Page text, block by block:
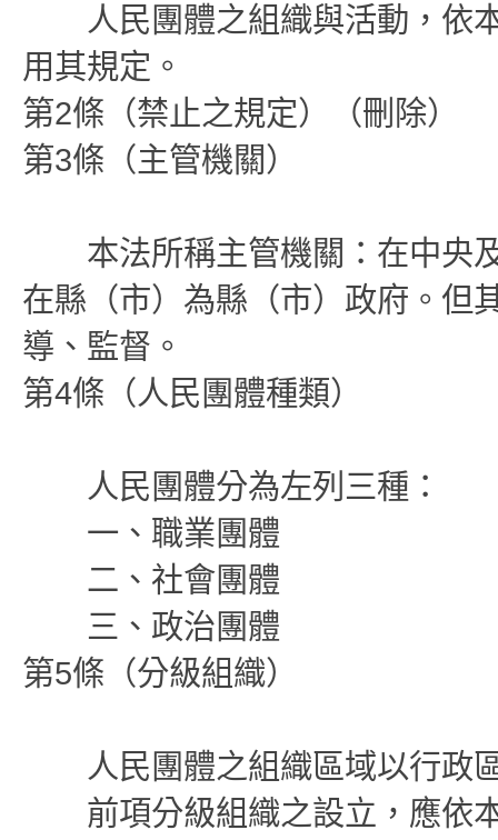
人民團體之組織與活動，依本
用其規定。
第2條（禁止之規定）（刪除）
第3條（主管機關）
本法所稱主管機關：在中央及
在縣（市）為縣（市）政府。但
導、監督。
第4條（人民團體種類）
人民團體分為左列三種：
一、職業團體
二、社會團體
三、政治團體
第5條（分級組織）
人民團體之組織區域以行政
前項分級組織之設立，應依